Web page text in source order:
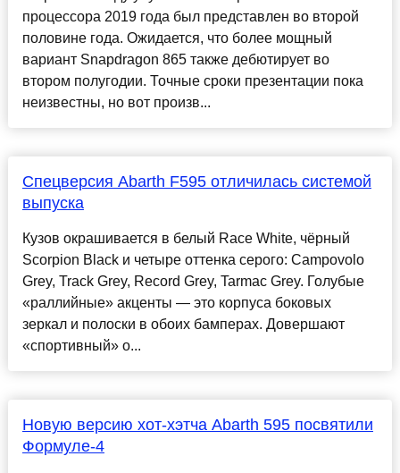
процессора 2019 года был представлен во второй
половине года. Ожидается, что более мощный
вариант Snapdragon 865 также дебютирует во
втором полугодии. Точные сроки презентации пока
неизвестны, но вот произв...
Спецверсия Abarth F595 отличилась системой
выпуска
Кузов окрашивается в белый Race White, чёрный
Scorpion Black и четыре оттенка серого: Campovolo
Grey, Track Grey, Record Grey, Tarmac Grey. Голубые
«раллийные» акценты — это корпуса боковых
зеркал и полоски в обоих бамперах. Довершают
«спортивный» о...
Новую версию хот-хэтча Abarth 595 посвятили
Формуле-4